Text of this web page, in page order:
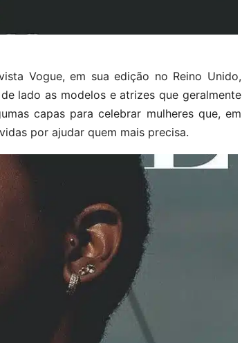
Vogue, em sua edição no Reino Unido,
lado as modelos e atrizes que geralmente
capas para celebrar mulheres que, em
por ajudar quem mais precisa.